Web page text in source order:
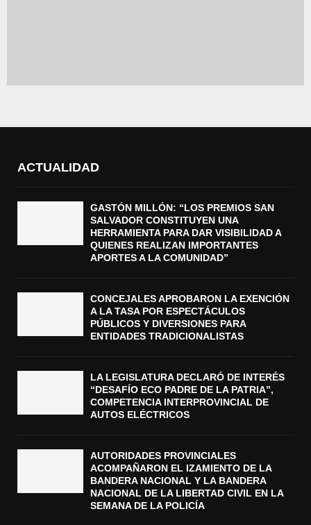
ACTUALIDAD
GASTÓN MILLÓN: “LOS PREMIOS SAN
SALVADOR CONSTITUYEN UNA
HERRAMIENTA PARA DAR VISIBILIDAD A
QUIENES REALIZAN IMPORTANTES
APORTES A LA COMUNIDAD”
CONCEJALES APROBARON LA EXENCIÓN
A LA TASA POR ESPECTÁCULOS
PÚBLICOS Y DIVERSIONES PARA
ENTIDADES TRADICIONALISTAS
LA LEGISLATURA DECLARÓ DE INTERÉS
“DESAFÍO ECO PADRE DE LA PATRIA”,
COMPETENCIA INTERPROVINCIAL DE
AUTOS ELÉCTRICOS
AUTORIDADES PROVINCIALES
ACOMPAÑARON EL IZAMIENTO DE LA
BANDERA NACIONAL Y LA BANDERA
NACIONAL DE LA LIBERTAD CIVIL EN LA
SEMANA DE LA POLICÍA